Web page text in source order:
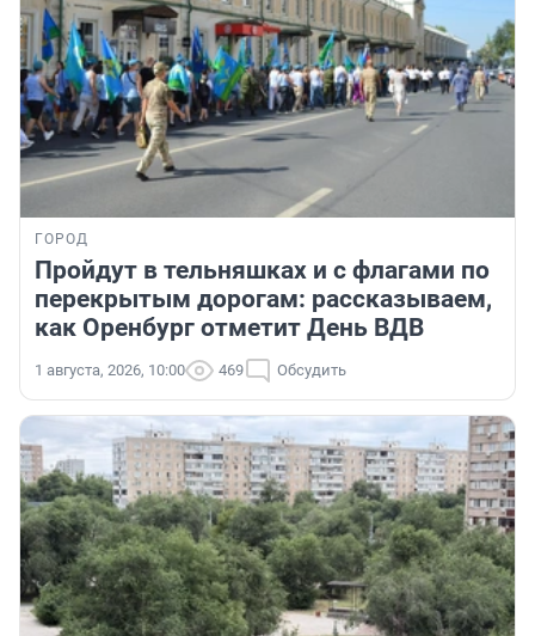
ГОРОД
Пройдут в тельняшках и с флагами по
перекрытым дорогам: рассказываем,
как Оренбург отметит День ВДВ
1 августа, 2026, 10:00 469 Обсудить